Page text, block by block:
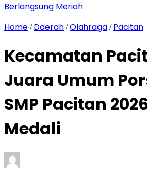
Berlangsung Meriah
Home / Daerah /Olahraga / Pacitan
Kecamatan
Juara Umum
SMP Pacitan
Medali